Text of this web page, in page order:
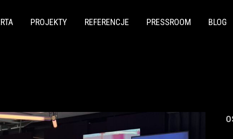
PROJEKTY REFERENCJE PRESSROOM BLOG